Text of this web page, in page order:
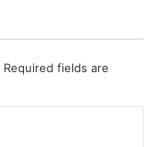
Required fields are